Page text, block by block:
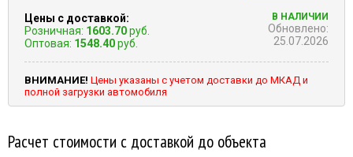
Цены с доставкой:
Розничная: 1603.70руб.
Оптовая: 1548.40руб.
В НАЛИЧИИ
Обновлено:
25.07.2026
ВНИМАНИЕ! Цены указаны с учетом доставки до МКАД и
полной загрузки автомобиля
Расчет стоимости с доставкой до объекта